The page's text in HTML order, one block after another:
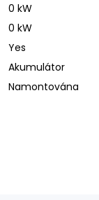
0 kW
0 kW
Yes
Akumulátor
Namontována